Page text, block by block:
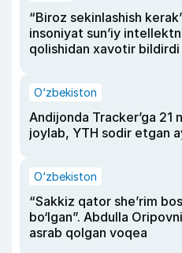
“Biroz sekinlashish
insoniyat sun’iy
qolishidan xavotir bildirdi
O‘zbekiston
Andijonda Tracker’ga 21
joylab, YTH sodir etgan
O‘zbekiston
“Sakkiz qator she’rim
bo‘lgan”. Abdulla
asrab qolgan voqea